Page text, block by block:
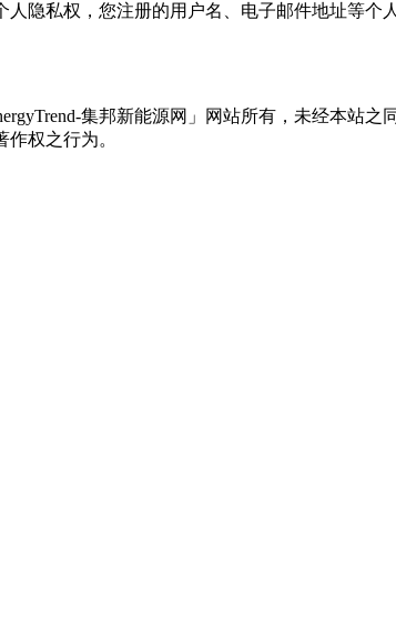
人隐私权，您注册的用户名、电子邮件地址等
集邦新能源网」网站所有，未经本站
权之行为。